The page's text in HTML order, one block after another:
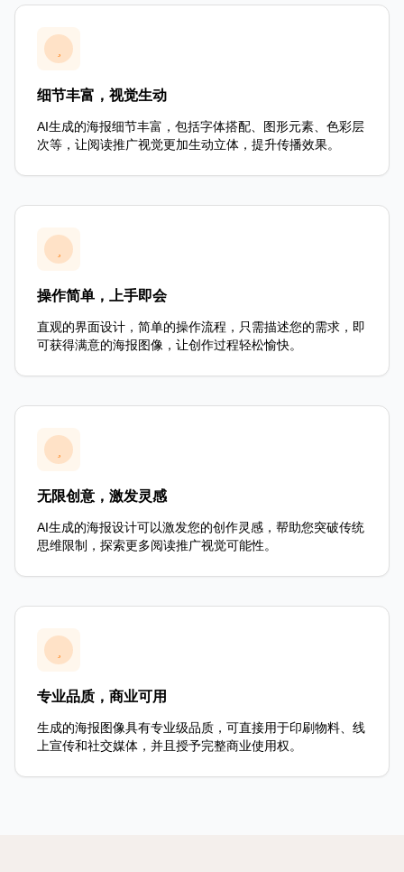
细节丰富，视觉生动
AI生成的海报细节丰富，包括字体搭配、图形元素、色彩层
次等，让阅读推广视觉更加生动立体，提升传播效果。
操作简单，上手即会
直观的界面设计，简单的操作流程，只需描述您的需求，即
可获得满意的海报图像，让创作过程轻松愉快。
无限创意，激发灵感
AI生成的海报设计可以激发您的创作灵感，帮助您突破传统
思维限制，探索更多阅读推广视觉可能性。
专业品质，商业可用
生成的海报图像具有专业级品质，可直接用于印刷物料、线
上宣传和社交媒体，并且授予完整商业使用权。